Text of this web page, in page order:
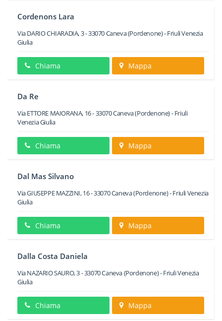
Cordenons Lara
Via DARIO CHIARADIA, 3-33070Caneva(Pordenone) -Friuli Venezia
Giulia
Chiama Mappa
Da Re
Via ETTORE MAIORANA, 16-33070Caneva(Pordenone) -Friuli
Venezia Giulia
Chiama Mappa
Dal Mas Silvano
Via GIUSEPPE MAZZINI, 16-33070Caneva(Pordenone) -Friuli Venezia
Giulia
Chiama Mappa
Dalla Costa Daniela
Via NAZARIO SAURO, 3-33070Caneva(Pordenone) -Friuli Venezia
Giulia
Chiama Mappa